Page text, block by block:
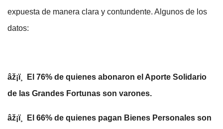
expuesta de manera clara y contundente. Algunos de los
datos:
âž¡ï¸
El 76% de quienes abonaron el Aporte Solidario
de las Grandes Fortunas son varones.
âž¡ï¸
El 66% de quienes pagan Bienes Personales son